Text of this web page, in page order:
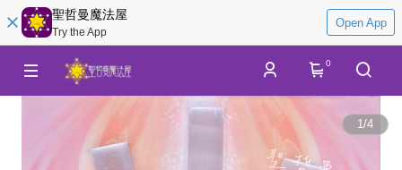
聖哲曼魔法屋
Try the App
Open App
0
1/4